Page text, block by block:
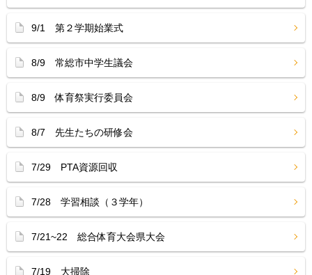
9/1 第２学期始業式
8/9 常総市中学生議会
8/9 体育祭実行委員会
8/7 先生たちの研修会
7/29 PTA資源回収
7/28 学習相談（３学年）
7/21~22 総合体育大会県大会
7/19 大掃除